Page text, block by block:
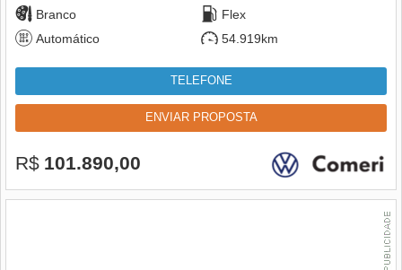
Branco
Flex
Automático
54.919km
TELEFONE
ENVIAR PROPOSTA
R$ 101.890,00